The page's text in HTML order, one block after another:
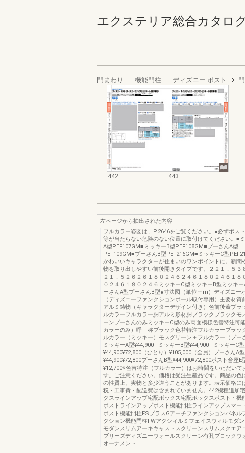
エクステリア総合カタロ
門まわり 機能門柱 ディズニー ポスト
442 443
左ページから抽出された内容
フルカラー姿図は、P.2646をご覧ください。●必ずポス
等が当たらない危険のない位置に取付けてください。■
A型PEF107GM■ミッキーB型PEF108GM■プーさんA型
PEF109GM■プーさんB型PEF216GM■ミッキーC型
かわいいキャラクターが住まいのワンポイントに。新聞
物を取り出しやすい前後開きタイプです。２２１．５３
２１．５２６２６１８０２４６２４６１８０２４６１８
０２４６１８０２４６ミッキーC型ミッキーB型ミッキ
ーさんA型プーさんB型●寸法図（単位mm）ディズニー
（ディズニーファンクションポール取付専用）主要材質
アルミ鋳物（キャラクターデザイン付き）色前後蓋ブラ
ルカラーフルカラー胴アルミ形材胴ブラックブラックモ
ーンプーさんのみミッキーC型のみ両面模様色替特注可
カラーのみ）呼 称ブラック色替特注フルカラーブラッ
ルカラー（ミッキー）モスグリーン＋フルカラー（プー
ミッキーA型¥44,900―ミッキーB型¥44,900―ミッキーC型
¥44,900¥72,800（ひとり）¥105,000（全員）プーさんA型
¥44,900¥72,800プーさんB型¥44,900¥72,800ポスト台座E
¥12,700※色替特注（フルカラー）はお時間をいただいて
す。ご注意ください。価格は受注生産品です。商品の色
の性質上、実物と多少違うことがあります。表示価格に
税・工事費・配送費は含まれていません。442機種追加
クスラインアップ宅配ボックス宅配ボックスポスト・機
ポストラインアップポスト機能門柱ラインアップスマー
ポスト機能門柱FSプラスGアーチファンクションパネル
クション機能門柱FWアクシィルミフェイスウィルモダ
モダンスリムアーキキャストスクリーンスリムスクエア
ブリーズディズニーウォールスクリーン有孔ブロックウ
オーナメント